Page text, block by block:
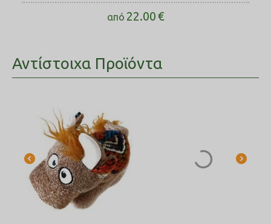
από 22.00€
Αντίστοιχα Προϊόντα